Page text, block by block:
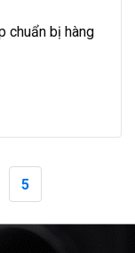
chuẩn bị hàng
5